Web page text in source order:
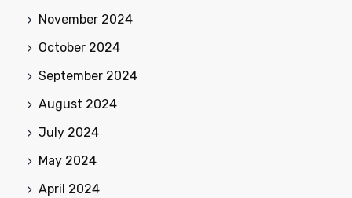
November 2024
October 2024
September 2024
August 2024
July 2024
May 2024
April 2024